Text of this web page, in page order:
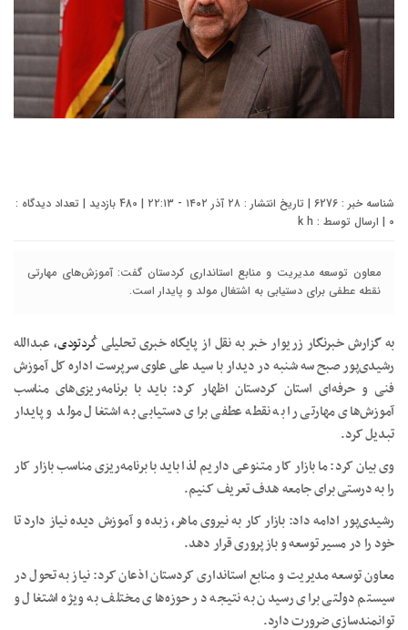
شناسه خبر : 6276 | تاریخ انتشار : ۲۸ آذر ۱۴۰۲ - ۲۲:۱۳ | 480 بازدید | تعداد دیدگاه :
0 | ارسال توسط : k h
معاون توسعه مدیریت و منابع استانداری کردستان گفت: آموزش‌های مهارتی
نقطه عطفی برای دستیابی به اشتغال مولد و پایدار است.
به گزارش خبرنگار زریوار خبر به نقل از پایگاه خبری تحلیلیکُردتودی، عبدالله
رشیدی‌پور صبح سه شنبه در دیدار با سید علی علوی سرپرست اداره کل آموزش
فنی و حرفه‌ای استان کردستان اظهار کرد: باید با برنامه‌ریزی‌های مناسب
آموزش‌های مهارتی را به نقطه عطفی برای دستیابی به اشتغال مولد و پایدار
تبدیل کرد.
وی بیان کرد: ما بازار کار متنوعی داریم لذا باید با برنامه‌ریزی مناسب بازار کار
را به درستی برای جامعه هدف تعریف کنیم.
رشیدی‌پور ادامه داد: بازار کار به نیروی ماهر، زبده و آموزش دیده نیاز دارد تا
خود را در مسیر توسعه و بازپروری قرار دهد.
معاون توسعه مدیریت و منابع استانداری کردستان اذعان کرد: نیاز به تحول در
سیستم دولتی برای رسیدن به نتیجه در حوزه‌های مختلف به ویژه اشتغال و
توانمندسازی ضرورت دارد.